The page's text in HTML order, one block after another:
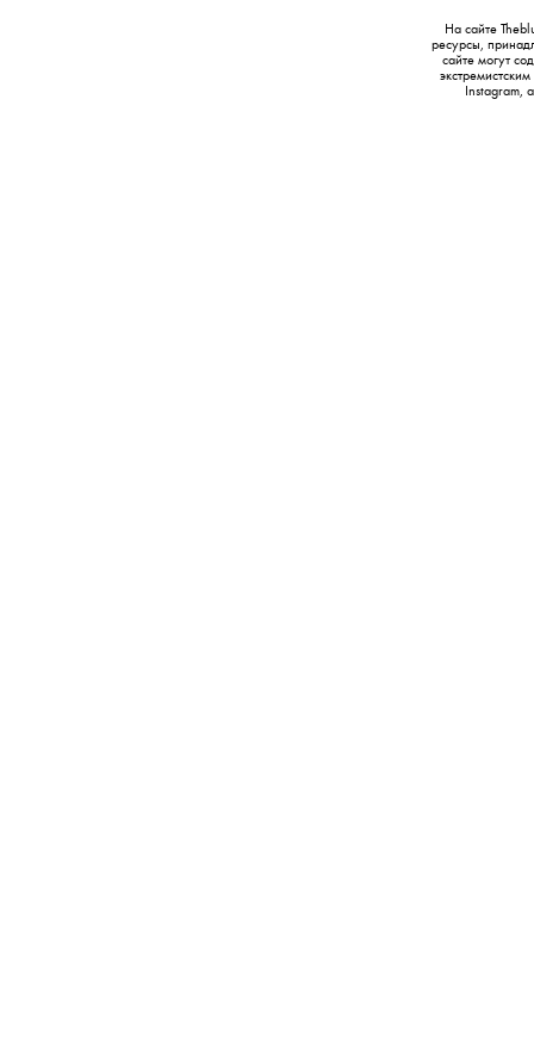
На сайте
ресурсы,
сайте могут
Instagram,